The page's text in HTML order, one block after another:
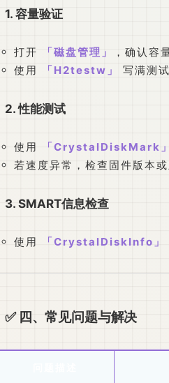
1. 容量验证
打开 磁盘管理
，确认容
使用
H2testw 写满测
2. 性能测试
使用 CrystalDiskMark
若速度异常，检查固件版本
3. SMART信息检查
使用 CrystalDiskInfo
✅ 四、常见问题与解决